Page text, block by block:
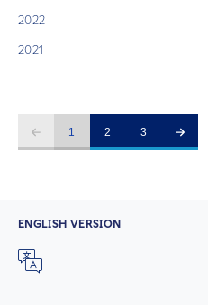
2022
2021
1 2 3
ENGLISH VERSION